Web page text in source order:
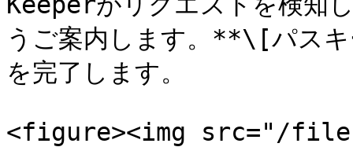
うご案内します。**\[パス
を完了します。
<figure><img src="/files/